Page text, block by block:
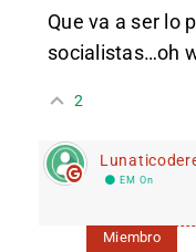
Que va a ser lo
socialistas…oh
2
EM On
Miembro